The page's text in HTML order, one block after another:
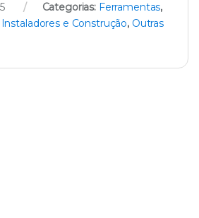
Categorias: Ferramentas,
e Construção, Outras